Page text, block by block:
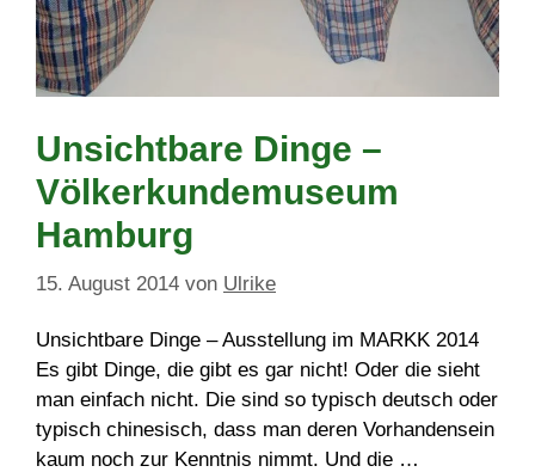
Unsichtbare Dinge –
Völkerkundemuseum
Hamburg
15. August 2014 von Ulrike
Unsichtbare Dinge – Ausstellung im MARKK 2014
Es gibt Dinge, die gibt es gar nicht! Oder die sieht
man einfach nicht. Die sind so typisch deutsch oder
typisch chinesisch, dass man deren Vorhandensein
kaum noch zur Kenntnis nimmt. Und die …